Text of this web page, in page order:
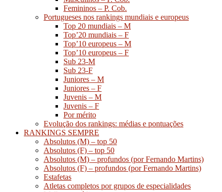
Femininos – P. Cob.
Portugueses nos rankings mundiais e europeus
Top 20 mundiais – M
Top’20 mundiais – F
Top’10 europeus – M
Top’10 europeus – F
Sub 23-M
Sub 23-F
Juniores – M
Juniores – F
Juvenis – M
Juvenis – F
Por mérito
Evolução dos rankings: médias e pontuações
RANKINGS SEMPRE
Absolutos (M) – top 50
Absolutos (F) – top 50
Absolutos (M) – profundos (por Fernando Martins)
Absolutos (F) – profundos (por Fernando Martins)
Estafetas
Atletas completos por grupos de especialidades